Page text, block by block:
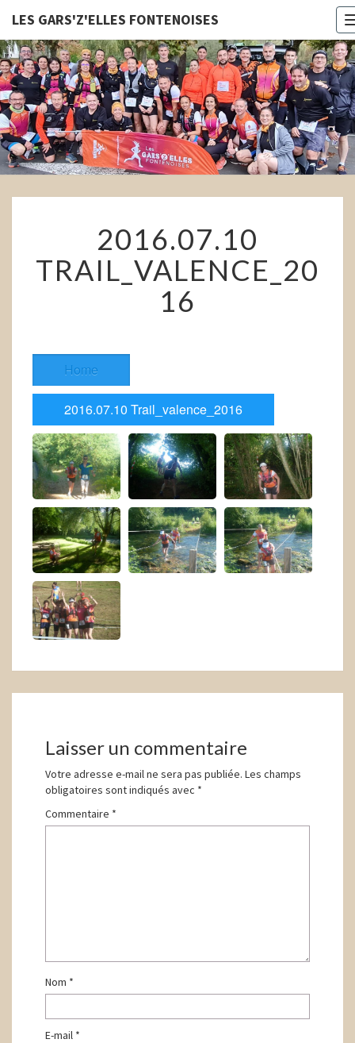
LES GARS'Z'ELLES FONTENOISES
LES
TRAIL_VALENCE_2016
2016.07.10
TRAIL_VALENCE_20
16
Home
2016.07.10 Trail_valence_2016
Laisser un commentaire
Votre adresse e-mail ne sera pas publiée. Les champs
obligatoires sont indiqués avec *
Commentaire *
Nom *
E-mail *